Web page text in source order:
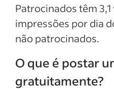
Patrocinados têm
impressões por dia
não patrocinados.
O que é postar
gratuitamente?